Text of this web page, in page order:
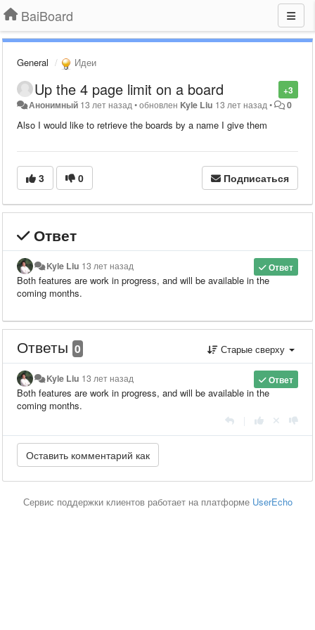
BaiBoard
General Идеи
+3
Up the 4 page limit on a board
Анонимный 13 лет назад •обновлен Kyle Liu 13 лет назад • 0
Also I would like to retrieve the boards by a name I give them
3 0 Подписаться
Ответ
Ответ
Kyle Liu 13 лет назад
Both features are work in progress, and will be available in the
coming months.
Ответы 0 Старые сверху
Ответ
Kyle Liu 13 лет назад
Both features are work in progress, and will be available in the
coming months.
Сервис поддержки клиентов работает на платформе UserEcho